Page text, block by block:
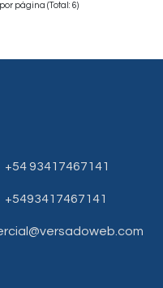
por página (Total: 6)
+54 93417467141
+5493417467141